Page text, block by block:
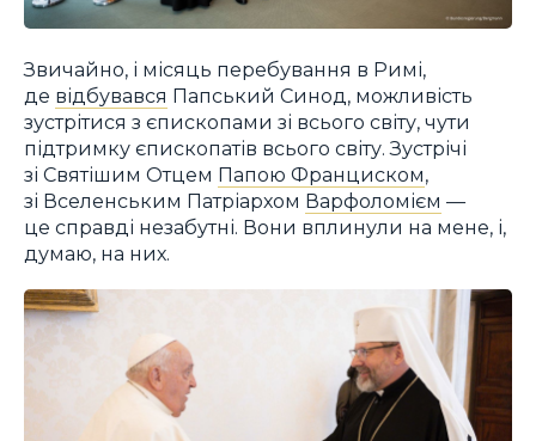
Звичайно, і місяць перебування в Римі,
де відбувався Папський Синод, можливість
зустрітися з єпископами зі всього світу, чути
підтримку єпископатів всього світу. Зустрічі
зі Святішим Отцем Папою Франциском,
зі Вселенським Патріархом Варфоломієм —
це справді незабутні. Вони вплинули на мене, і,
думаю, на них.